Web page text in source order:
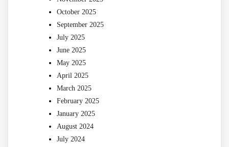
October 2025
September 2025
July 2025
June 2025
May 2025
April 2025
March 2025
February 2025
January 2025
August 2024
July 2024